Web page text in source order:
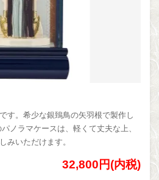
す。希少な銀鵄鳥の矢羽根で製作し
ノラマケースは、軽くて丈夫な上、
みいただけます。
32,800円(内税)